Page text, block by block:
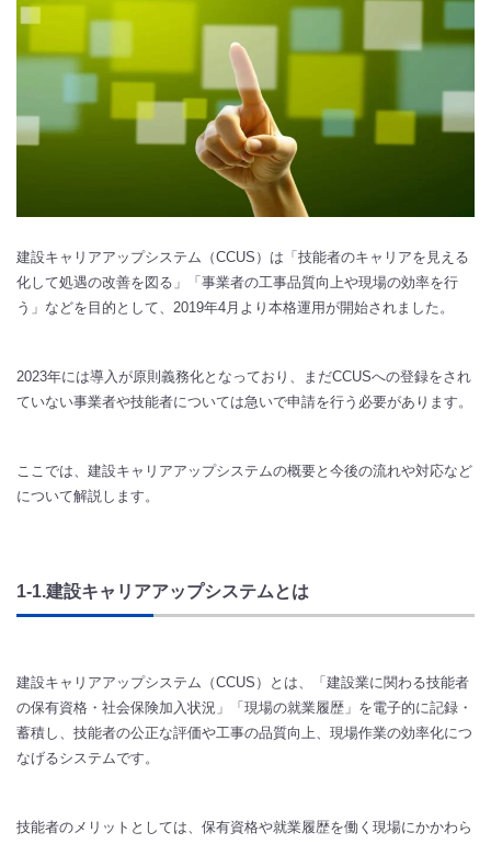
建設キャリアアップシステム（CCUS）は「技能者のキャリアを見える
化して処遇の改善を図る」「事業者の工事品質向上や現場の効率を行
う」などを目的として、2019年4月より本格運用が開始されました。
2023年には導入が原則義務化となっており、まだCCUSへの登録をされ
ていない事業者や技能者については急いで申請を行う必要があります。
ここでは、建設キャリアアップシステムの概要と今後の流れや対応など
について解説します。
1-1.建設キャリアアップシステムとは
建設キャリアアップシステム（CCUS）とは、「建設業に関わる技能者
の保有資格・社会保険加入状況」「現場の就業履歴」を電子的に記録・
蓄積し、技能者の公正な評価や工事の品質向上、現場作業の効率化につ
なげるシステムです。
技能者のメリットとしては、保有資格や就業履歴を働く現場にかかわら